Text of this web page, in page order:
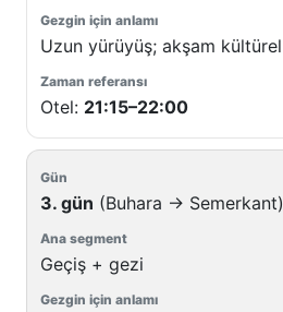
Uzun yürüyüş; akşam
Otel: 21:15–22:00
3. gün (Buhara → Semerkant)
Geçiş + gezi